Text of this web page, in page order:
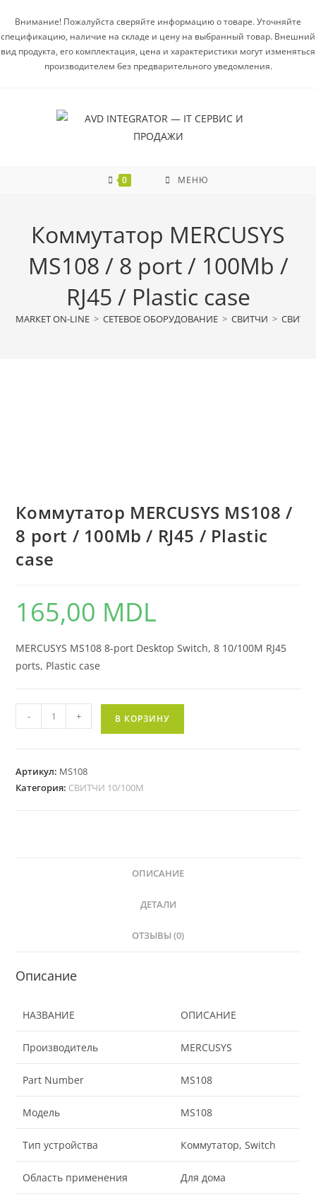
Внимание! Пожалуйста сверяйте информацию о товаре. Уточняйте
спецификацию, наличие на складе и цену на выбранный товар. Внешний
вид продукта, его комплектация, цена и характеристики могут изменяться
производителем без предварительного уведомления.
0 МЕНЮ
Коммутатор MERCUSYS
MS108 / 8 port / 100Mb /
RJ45 / Plastic case
МАRКЕТ ON-LINE > СЕТЕВОЕ ОБОРУДОВАНИЕ > СВИТЧИ >
Коммутатор MERCUSYS MS108 /
8 port / 100Mb / RJ45 / Plastic
case
165,00 MDL
MERCUSYS MS108 8-port Desktop Switch, 8 10/100M RJ45
ports, Plastic case
- + В КОРЗИНУ
Артикул: MS108
Категория: СВИТЧИ 10/100M
ОПИСАНИЕ
ДЕТАЛИ
ОТЗЫВЫ (0)
Описание
НАЗВАНИЕ ОПИСАНИЕ
Производитель MERCUSYS
Part Number MS108
Модель MS108
Тип устройства Коммутатор, Switch
Область применения Для дома